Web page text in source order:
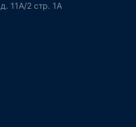
11А/2 стр. 1А